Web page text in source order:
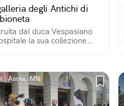
degli Antichi di
dal duca Vespasiano
la sua collezione
l’oeil di
| Asola, MN